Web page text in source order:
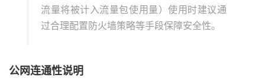
流量将被计入流量包使用量）使用时建议通
过合理配置防火墙策略等手段保障安全性。
公网连通性说明